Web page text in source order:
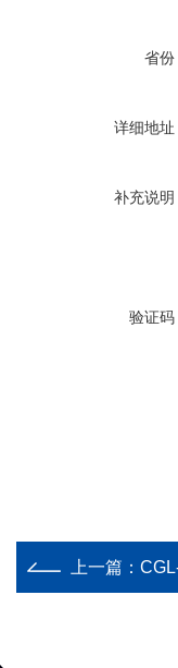
省份
详细地址
补充说明
验证码
上一篇：